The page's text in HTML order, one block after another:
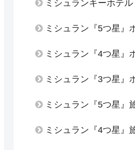
ミシュランキーホテル
ミシュラン『5つ星』
ミシュラン『4つ星』
ミシュラン『3つ星』
ミシュラン『5つ星』
ミシュラン『4つ星』